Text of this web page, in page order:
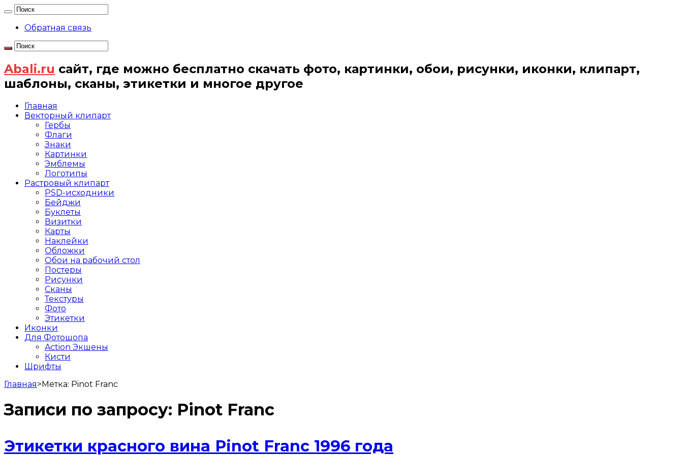
Обратная связь
Abali.ru сайт, где можно бесплатно скачать фото, картинки, обои, рисунки, иконки, клипарт,
шаблоны, сканы, этикетки и многое другое
Главная
Векторный клипарт
Гербы
Флаги
Знаки
Картинки
Эмблемы
Логотипы
Растровый клипарт
PSD-исходники
Бейджи
Буклеты
Визитки
Карты
Наклейки
Обложки
Обои на рабочий стол
Постеры
Рисунки
Сканы
Текстуры
Фото
Этикетки
Иконки
Для Фотошопа
Action Экшены
Кисти
Шрифты
Главная>Метка: Pinot Franc
Записи по запросу: Pinot Franc
Этикетки красного вина Pinot Franc 1996 года